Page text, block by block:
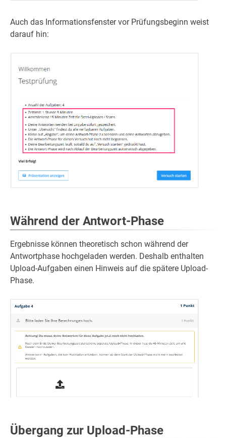
Auch das Informationsfenster vor Prüfungsbeginn weist
darauf hin:
Während der Antwort-Phase
Ergebnisse können theoretisch schon während der
Antwortphase hochgeladen werden. Deshalb enthalten
Upload-Aufgaben einen Hinweis auf die spätere Upload-
Phase.
Übergang zur Upload-Phase